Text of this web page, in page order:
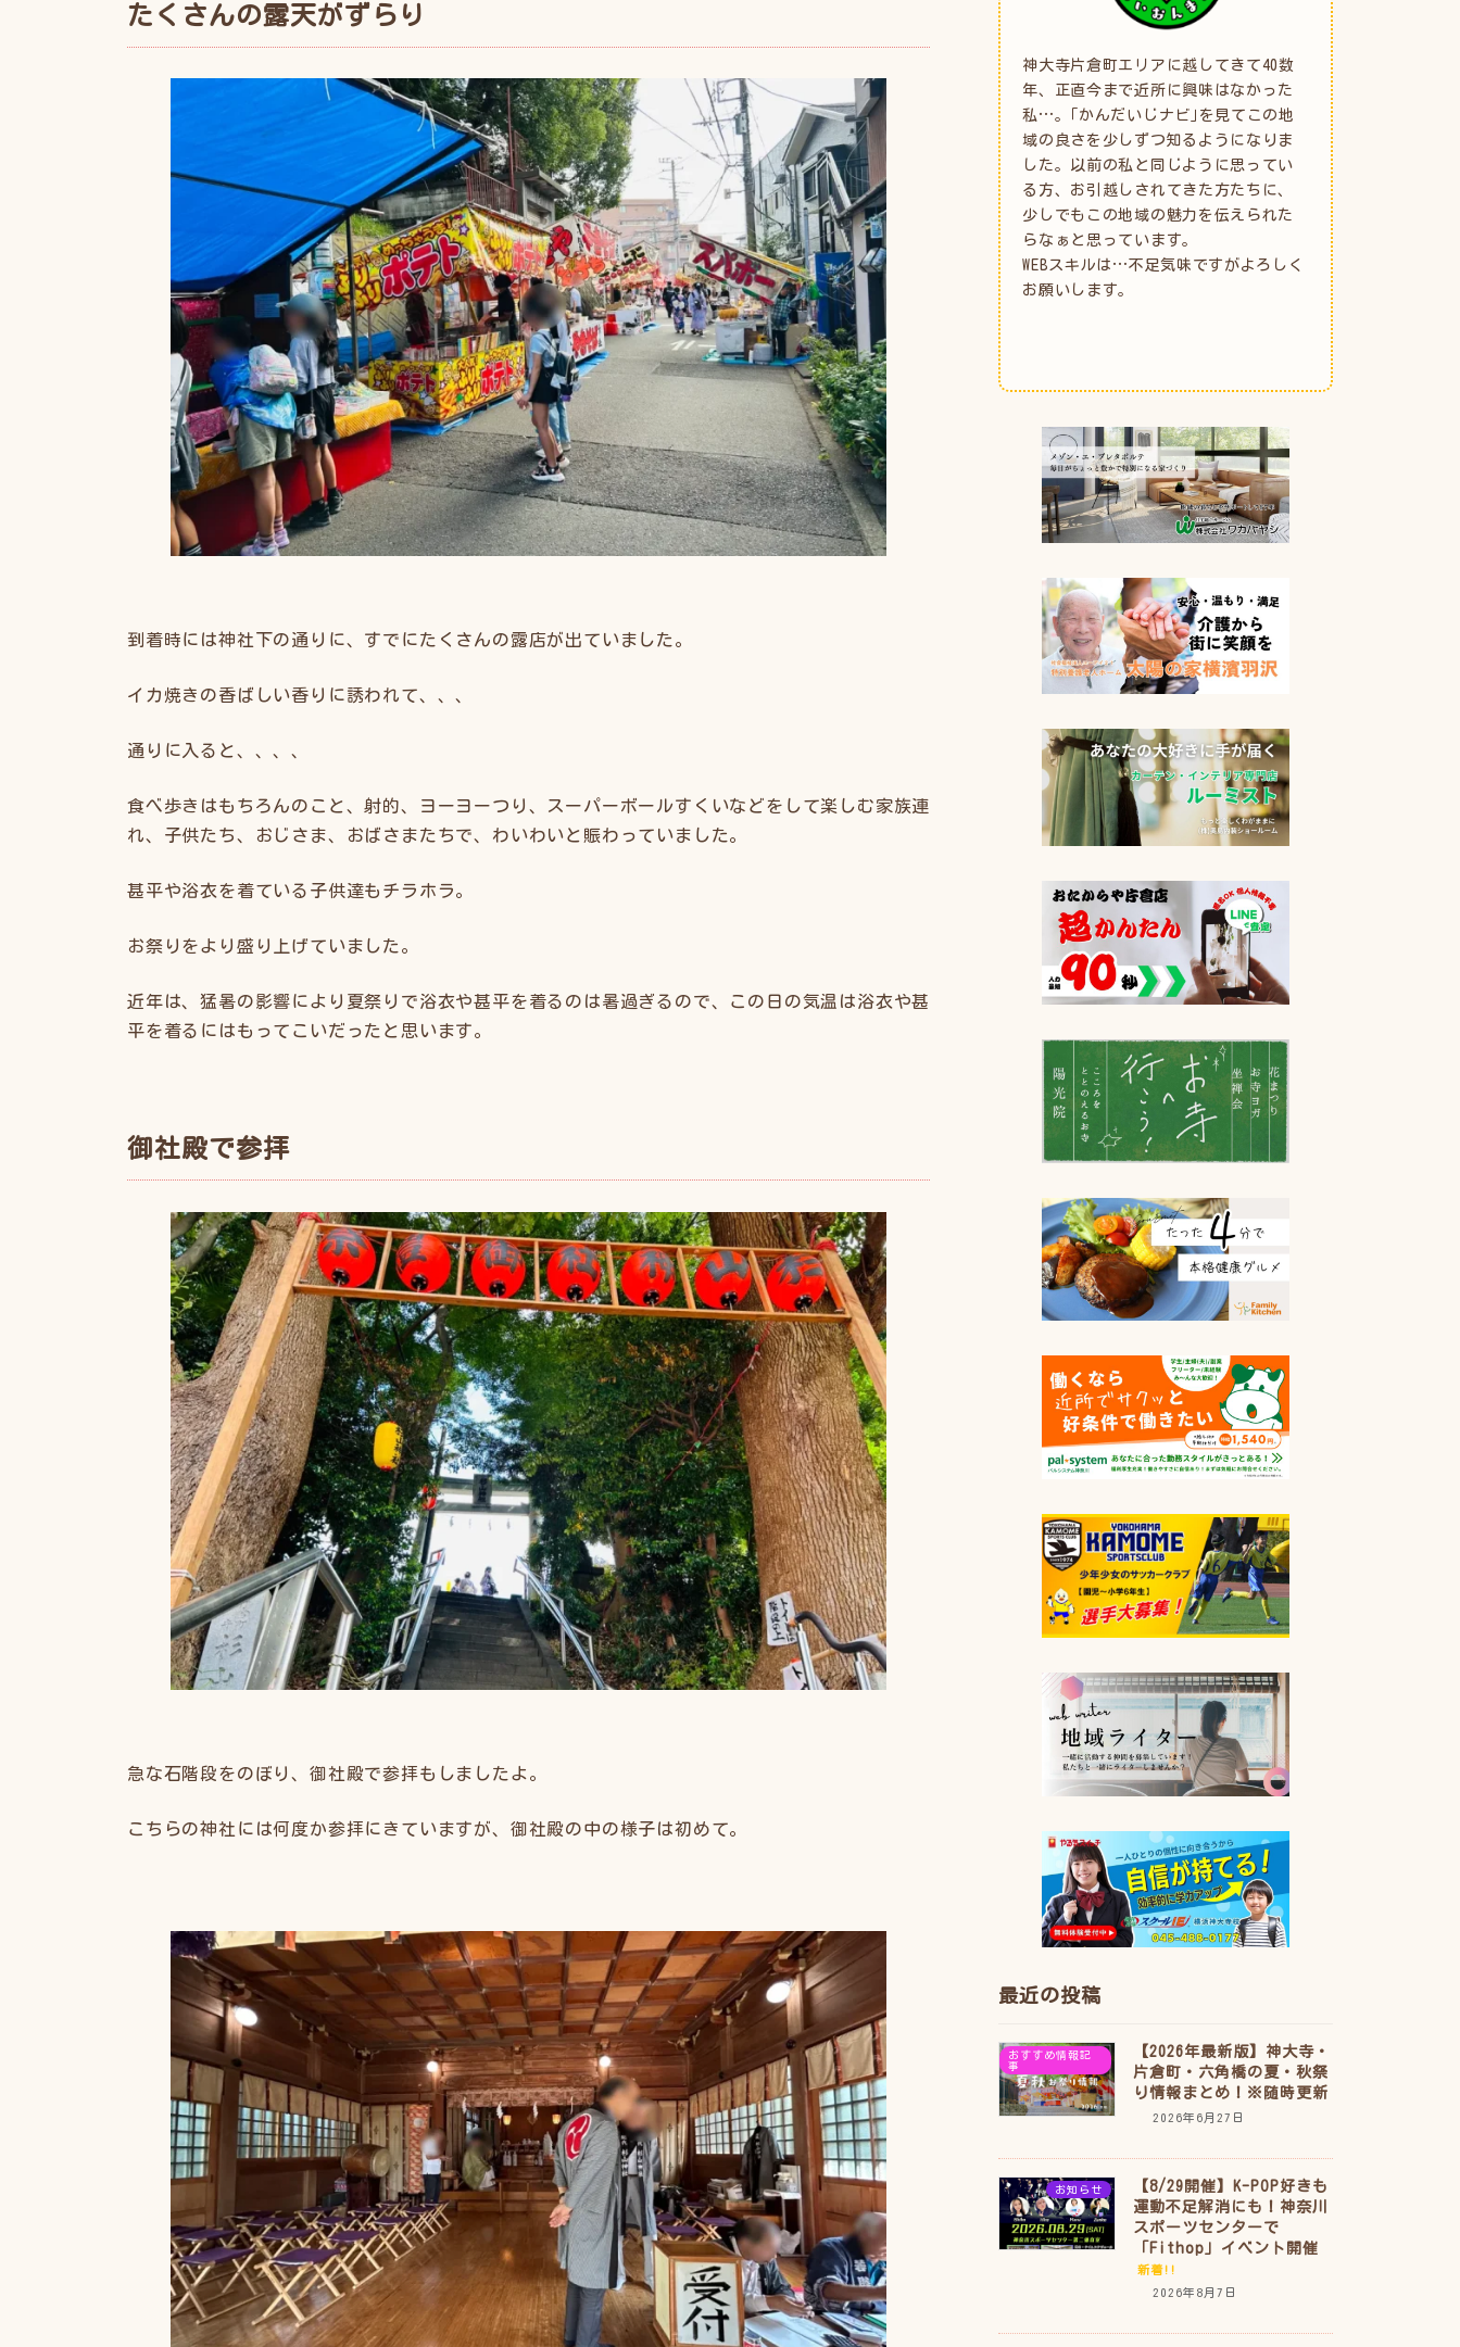
たくさんの露天がずらり
到着時には神社下の通りに、すでにたくさんの露店が出ていました。
イカ焼きの香ばしい香りに誘われて、、、
通りに入ると、、、、
食べ歩きはもちろんのこと、射的、ヨーヨーつり、スーパーボールすくいなどをして楽しむ家族連
れ、子供たち、おじさま、おばさまたちで、わいわいと賑わっていました。
甚平や浴衣を着ている子供達もチラホラ。
お祭りをより盛り上げていました。
近年は、猛暑の影響により夏祭りで浴衣や甚平を着るのは暑過ぎるので、この日の気温は浴衣や甚
平を着るにはもってこいだったと思います。
御社殿で参拝
急な石階段をのぼり、御社殿で参拝もしましたよ。
こちらの神社には何度か参拝にきていますが、御社殿の中の様子は初めて。
神大寺片倉町エリアに越してきて40数
年、正直今まで近所に興味はなかった
私…。｢かんだいじナビ｣を見てこの地
域の良さを少しずつ知るようになりま
した。以前の私と同じように思ってい
る方、お引越しされてきた方たちに、
少しでもこの地域の魅力を伝えられた
らなぁと思っています。
WEBスキルは…不足気味ですがよろしく
お願いします。
最近の投稿
おすすめ情報記
事
【2026年最新版】神大寺・
片倉町・六角橋の夏・秋祭
り情報まとめ！※随時更新
2026年6月27日
お知らせ
【8/29開催】K-POP好きも
運動不足解消にも！神奈川
スポーツセンターで
「Fithop」イベント開催
新着!!
2026年8月7日